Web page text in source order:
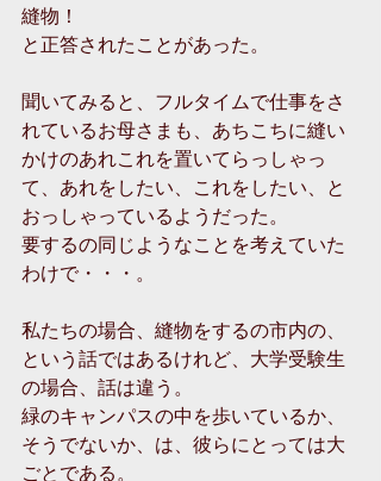
縫物！
と正答されたことがあった。
聞いてみると、フルタイムで仕事をさ
れているお母さまも、あちこちに縫い
かけのあれこれを置いてらっしゃっ
て、あれをしたい、これをしたい、と
おっしゃっているようだった。
要するの同じようなことを考えていた
わけで・・・。
私たちの場合、縫物をするの市内の、
という話ではあるけれど、大学受験生
の場合、話は違う。
緑のキャンパスの中を歩いているか、
そうでないか、は、彼らにとっては大
ごとである。